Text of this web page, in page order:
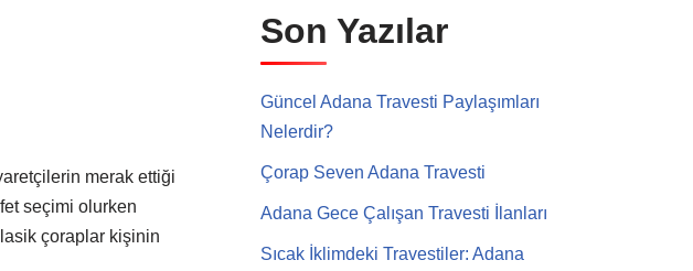
merak ettiği
seçimi olurken
çoraplar kişinin
Son Yazılar
Güncel Adana Travesti Paylaşımları
Nelerdir?
Çorap Seven Adana Travesti
Adana Gece Çalışan Travesti İlanları
Sıcak İklimdeki Travestiler: Adana